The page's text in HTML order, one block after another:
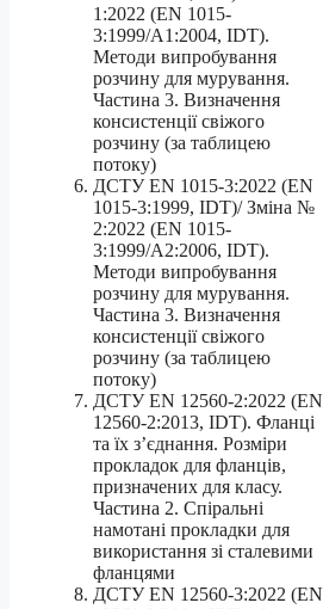
1:2022 (EN 1015-
3:1999/A1:2004, IDT).
Методи випробування
розчину для мурування.
Частина 3. Визначення
консистенції свіжого
розчину (за таблицею
потоку)
ДСТУ EN 1015-3:2022 (EN
1015-3:1999, IDT)/ Зміна №
2:2022 (EN 1015-
3:1999/A2:2006, IDT).
Методи випробування
розчину для мурування.
Частина 3. Визначення
консистенції свіжого
розчину (за таблицею
потоку)
ДСТУ EN 12560-2:2022 (EN
12560-2:2013, IDT). Фланці
та їх з’єднання. Розміри
прокладок для фланців,
призначених для класу.
Частина 2. Спіральні
намотані прокладки для
використання зі сталевими
фланцями
ДСТУ EN 12560-3:2022 (EN